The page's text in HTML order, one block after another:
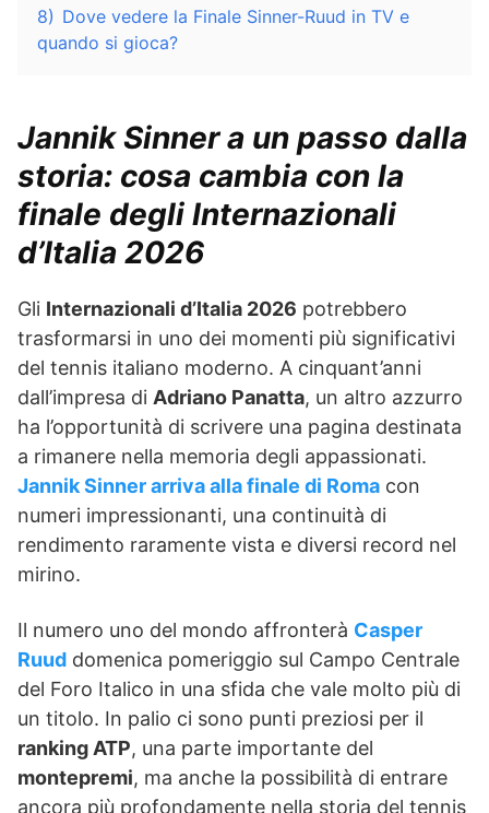
8) Dove vedere la Finale Sinner-Ruud in TV e
quando si gioca?
Jannik Sinner a un passo dalla
storia: cosa cambia con la
finale degli Internazionali
d’Italia 2026
Gli Internazionali d’Italia 2026 potrebbero
trasformarsi in uno dei momenti più significativi
del tennis italiano moderno. A cinquant’anni
dall’impresa di Adriano Panatta, un altro azzurro
ha l’opportunità di scrivere una pagina destinata
a rimanere nella memoria degli appassionati.
Jannik Sinner arriva alla finale di Roma con
numeri impressionanti, una continuità di
rendimento raramente vista e diversi record nel
mirino.
Il numero uno del mondo affronterà Casper
Ruud domenica pomeriggio sul Campo Centrale
del Foro Italico in una sfida che vale molto più di
un titolo. In palio ci sono punti preziosi per il
ranking ATP, una parte importante del
montepremi, ma anche la possibilità di entrare
ancora più profondamente nella storia del tennis